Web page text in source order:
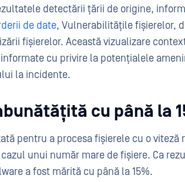
detectării țării de origine,
de date, Vulnerabilitățile fișierelor,
fișierelor. Această vizualizare
cu privire la potențialele
la incidente.
cu până la
pentru a procesa fișierele cu o viteză
unui număr mare de fișiere. Ca
a fost mărită cu până la 15%.